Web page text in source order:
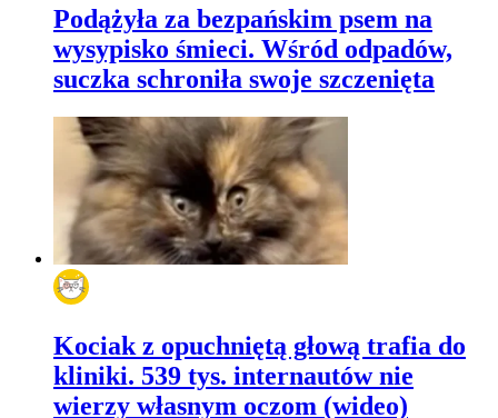
Podążyła za bezpańskim psem na
wysypisko śmieci. Wśród odpadów,
suczka schroniła swoje szczenięta
Kociak z opuchniętą głową trafia do
kliniki. 539 tys. internautów nie
wierzy własnym oczom (wideo)